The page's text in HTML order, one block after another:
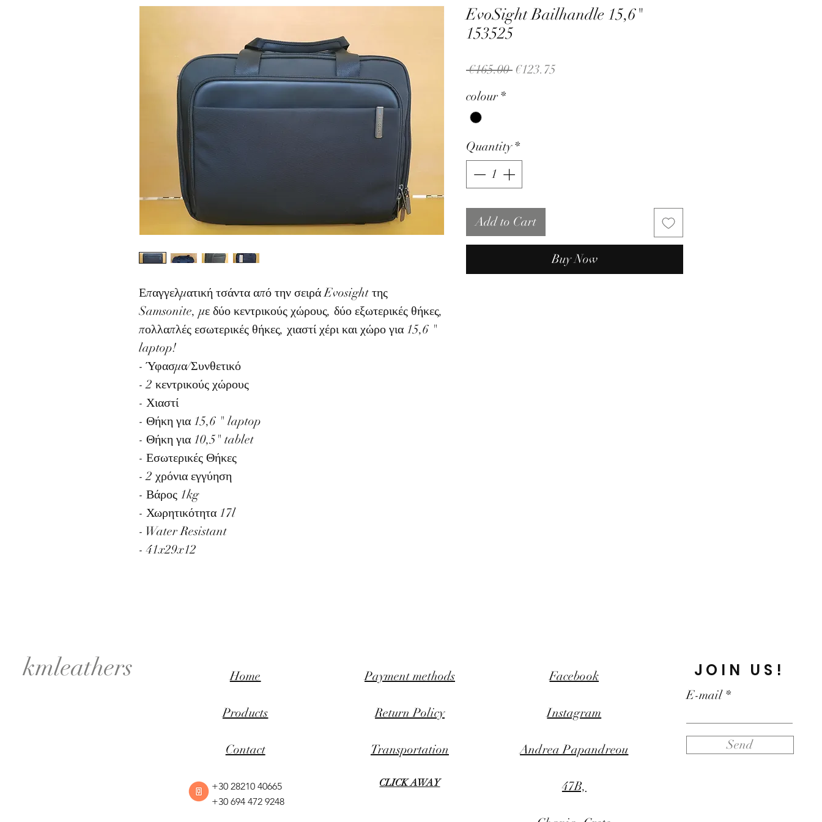
Επαγγελματική τσάντα από την σειρά Evosight της
Samsonite, με δύο κεντρικούς χώρους, δύο εξωτερικές θήκες,
πολλαπλές εσωτερικές θήκες, χιαστί χέρι και χώρο για 15,6 "
laptop!
- Ύφασμα/Συνθετικό
- 2 κεντρικούς χώρους
- Χιαστί
- Θήκη για 15,6 " laptop
- Θήκη για 10,5" tablet
- Εσωτερικές Θήκες
- 2 χρόνια εγγύηση
- Βάρος 1kg
- Χωρητικότητα 17l
- Water Resistant
- 41x29x12
EvoSight Bailhandle 15,6"
153525
€165.00 Regular
€123.75
colour *
Quantity *
Add to Cart
Buy Now
kmleathers Home
Products
Contact
+30 28210 40665
+30 694 472 9248
Payment methods
Return Policy
Transportation
CLICK AWAY
Facebook
Instagram
Andrea Papandreou
47B,
JOIN US!
E-mail
Send